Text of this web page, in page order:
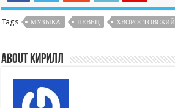
Tags МУЗЫКА ПЕВЕЦ ХВОРОСТОВСКИЙ
About Кирилл